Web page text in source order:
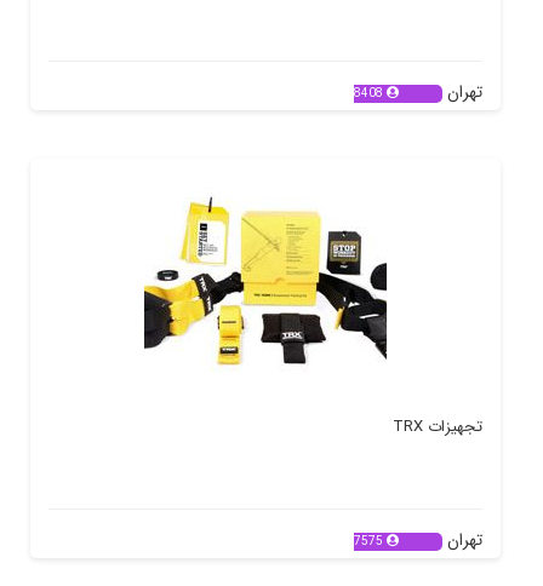
تهران 8408
تجهیزات TRX
تهران 7575